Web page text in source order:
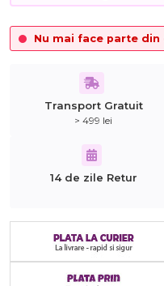
Nu mai face parte
Transport Gratuit
> 499 lei
14 de zile Retur